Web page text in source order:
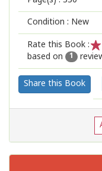
Condition : New
Rate this Book :
1
based on
1
Share this Book